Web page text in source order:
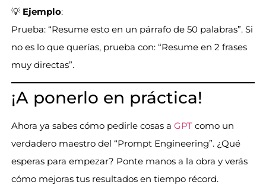
💡 Ejemplo:
Prueba: “Resume esto en un párrafo de 50 palabras”. Si
no es lo que querías, prueba con: “Resume en 2 frases
muy directas”.
¡A ponerlo en práctica!
Ahora ya sabes cómo pedirle cosas a GPTcomo un
verdadero maestro del “Prompt Engineering”. ¿Qué
esperas para empezar? Ponte manos a la obra y verás
cómo mejoras tus resultados en tiempo récord.